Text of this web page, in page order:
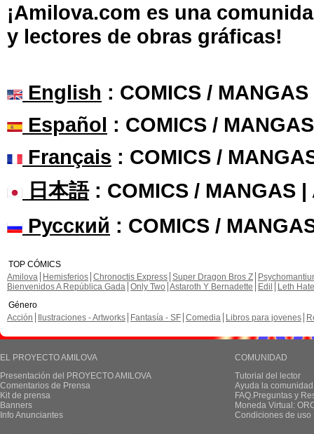
¡Amilova.com es una
y lectores de obras gráficas!
English : COMICS /
Español : COMICS /
Français : COMICS /
日本語: COMICS / MANGAS |
Русский : COMICS /
TOP CÓMICS
Amilova
Hemisferios Chronoctis Express Super Dragon Bros Z
Bienvenidos A República Gada Only Two Astaroth Y Bernadette Edil
Leth Hate
Género
Acción
Ilustraciones - Artworks Fantasía - SF Comedia Libros para jovenes
EL PROYECTO AMILOVA
Presentación del PROYECTO AMILOVA
Comentarios de Prensa
Kit de prensa
Banners
Info Anunciantes
COMUNIDAD
Tutorial del lector
Ayuda la
FAQ.Preguntas y
Moneda Virtual:
Condiciones de uso